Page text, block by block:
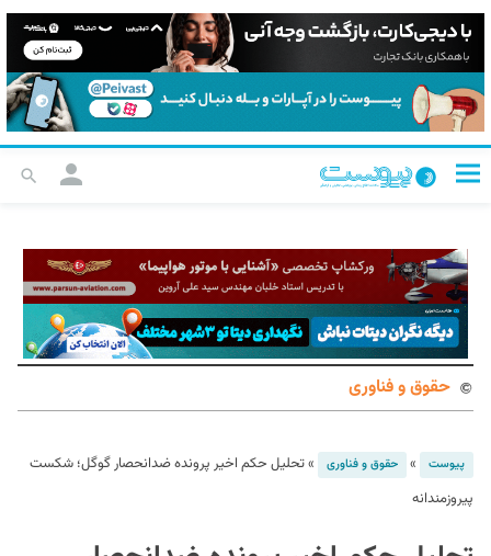
حقوق و فناوری
پیوست » حقوق و فناوری »تحلیل حکم اخیر پرونده ضدانحصار گوگل؛ شکست
پیروزمندانه